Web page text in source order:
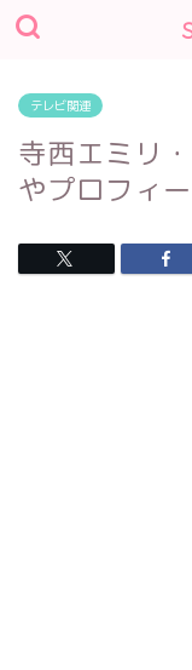
テレビ関連
寺西エミリ
やプロフィ